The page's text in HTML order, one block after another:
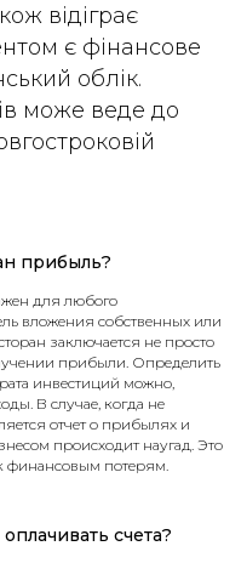
відіграє
є фінансове
облік.
може веде до
прибыль?
для любого
вложения собственных или
заключается не просто
прибыли. Определить
инвестиций можно,
В случае, когда не
отчет о прибылях и
происходит наугад. Это
финансовым потерям.
счета?